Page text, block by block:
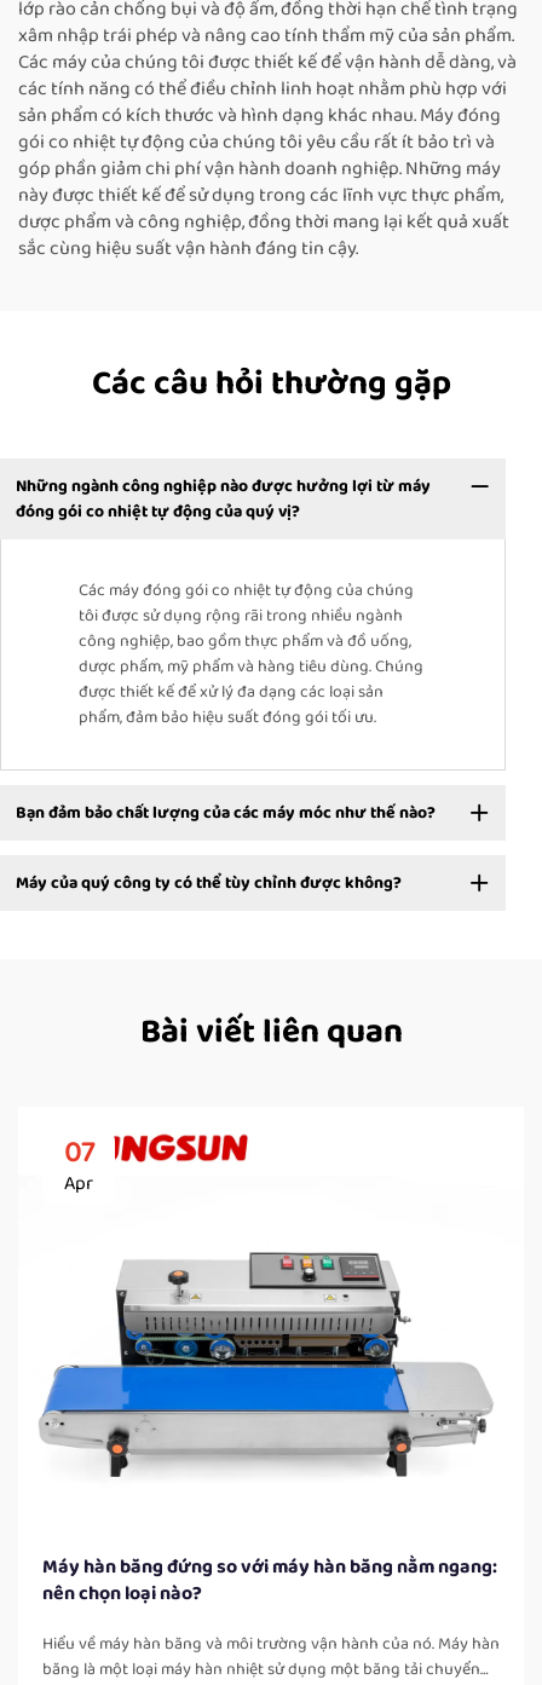
lớp rào cản chống bụi và độ ẩm, đồng thời hạn chế tình trạng
xâm nhập trái phép và nâng cao tính thẩm mỹ của sản phẩm.
Các máy của chúng tôi được thiết kế để vận hành dễ dàng, và
các tính năng có thể điều chỉnh linh hoạt nhằm phù hợp với
sản phẩm có kích thước và hình dạng khác nhau. Máy đóng
gói co nhiệt tự động của chúng tôi yêu cầu rất ít bảo trì và
góp phần giảm chi phí vận hành doanh nghiệp. Những máy
này được thiết kế để sử dụng trong các lĩnh vực thực phẩm,
dược phẩm và công nghiệp, đồng thời mang lại kết quả xuất
sắc cùng hiệu suất vận hành đáng tin cậy.
Các câu hỏi thường gặp
Những ngành công nghiệp nào được hưởng lợi từ máy
đóng gói co nhiệt tự động của quý vị?
Các máy đóng gói co nhiệt tự động của chúng
tôi được sử dụng rộng rãi trong nhiều ngành
công nghiệp, bao gồm thực phẩm và đồ uống,
dược phẩm, mỹ phẩm và hàng tiêu dùng. Chúng
được thiết kế để xử lý đa dạng các loại sản
phẩm, đảm bảo hiệu suất đóng gói tối ưu.
Bạn đảm bảo chất lượng của các máy móc như thế nào?
Máy của quý công ty có thể tùy chỉnh được không?
Bài viết liên quan
07
Apr
Máy hàn băng đứng so với máy hàn băng nằm ngang:
nên chọn loại nào?
Hiểu về máy hàn băng và môi trường vận hành của nó. Máy hàn
băng là một loại máy hàn nhiệt sử dụng một băng tải chuyển